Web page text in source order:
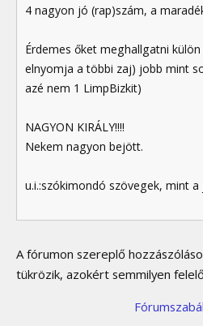
4 nagyon jó (rap)szám, a
Érdemes őket meghallgatni
elnyomja a többi zaj) jobb mint
azé nem 1 LimpBizkit)
NAGYON KIRÁLY!!!!
Nekem nagyon bejött.
u.i.:szókimondó szövegek, mint a
A fórumon szereplő
tükrözik, azokért semmilyen